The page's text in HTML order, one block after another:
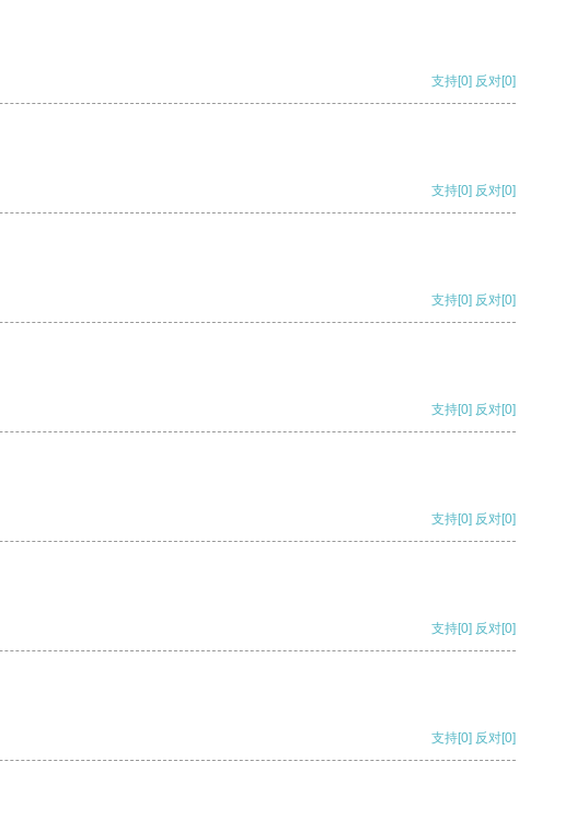
支持[0] 反对[0]
支持[0] 反对[0]
支持[0] 反对[0]
支持[0] 反对[0]
支持[0] 反对[0]
支持[0] 反对[0]
支持[0] 反对[0]